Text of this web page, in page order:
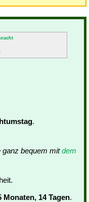
.
ganz bequem mitdem
Monaten, 14 Tagen.